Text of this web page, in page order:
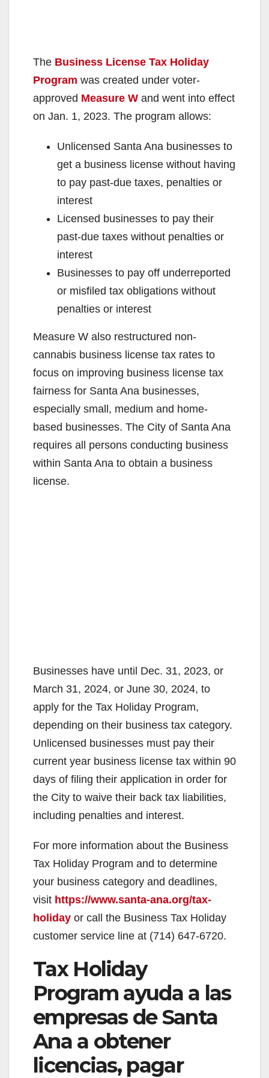
The Business License Tax Holiday
Program was created under voter-
approved Measure W and went into effect
on Jan. 1, 2023. The program allows:
Unlicensed Santa Ana businesses to
get a business license without having
to pay past-due taxes, penalties or
interest
Licensed businesses to pay their
past-due taxes without penalties or
interest
Businesses to pay off underreported
or misfiled tax obligations without
penalties or interest
Measure W also restructured non-
cannabis business license tax rates to
focus on improving business license tax
fairness for Santa Ana businesses,
especially small, medium and home-
based businesses. The City of Santa Ana
requires all persons conducting business
within Santa Ana to obtain a business
license.
Businesses have until Dec. 31, 2023, or
March 31, 2024, or June 30, 2024, to
apply for the Tax Holiday Program,
depending on their business tax category.
Unlicensed businesses must pay their
current year business license tax within 90
days of filing their application in order for
the City to waive their back tax liabilities,
including penalties and interest.
For more information about the Business
Tax Holiday Program and to determine
your business category and deadlines,
visit https://www.santa-ana.org/tax-
holiday or call the Business Tax Holiday
customer service line at (714) 647-6720.
Tax Holiday
Program ayuda a las
empresas de Santa
Ana a obtener
licencias, pagar